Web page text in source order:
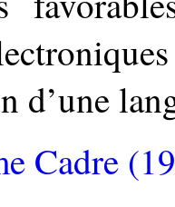
d’une
Cadre